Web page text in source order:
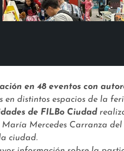
en 48 eventos con
en distintos espacios de la
de FILBo Ciudad
Mercedes Carranza
ciudad.